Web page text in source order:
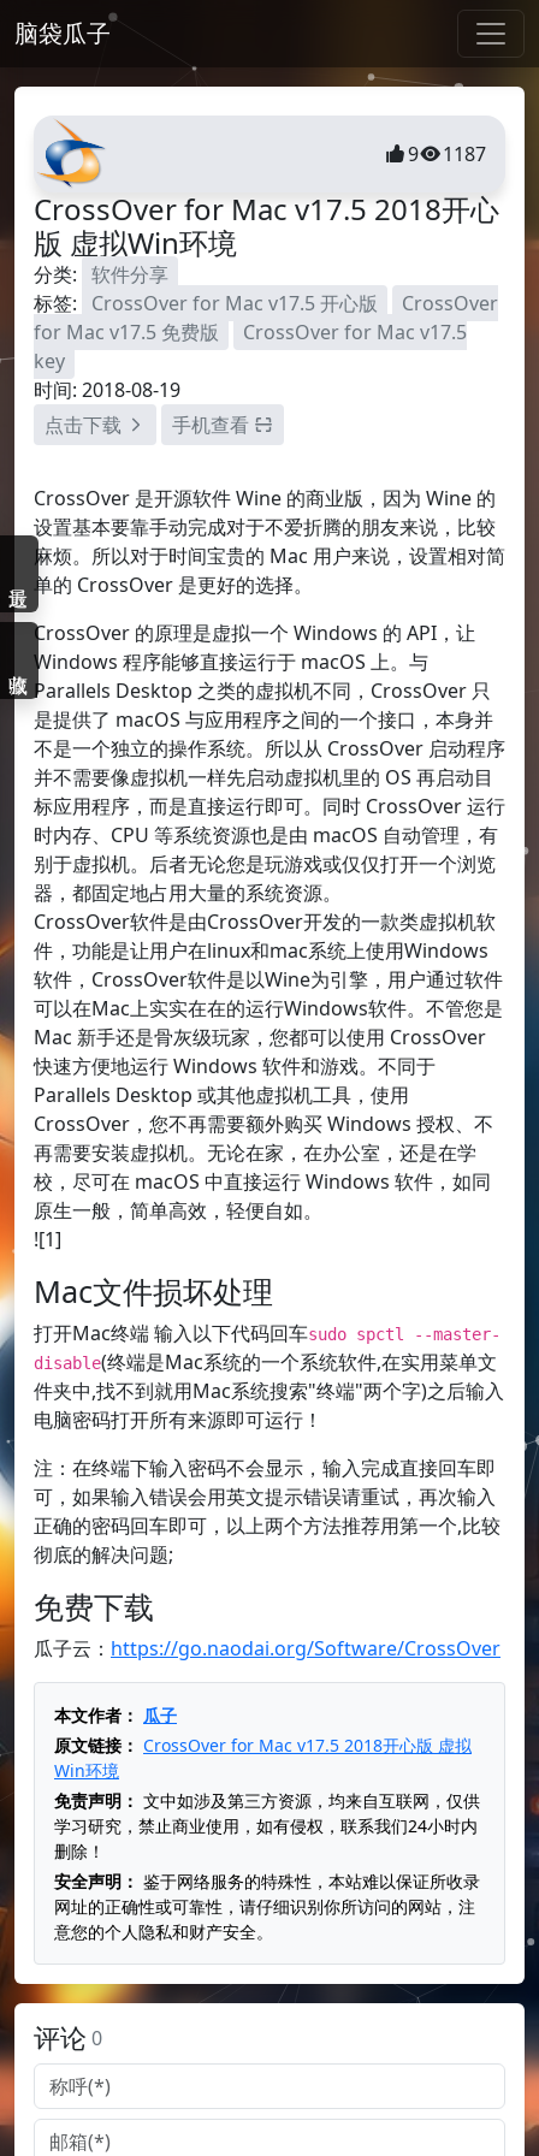
脑袋瓜子
9 1187
CrossOver for Mac v17.5 2018开心
版 虚拟Win环境
分类: 软件分享
标签:
CrossOver for Mac v17.5 开心版
CrossOver
for Mac v17.5 免费版
CrossOver for Mac v17.5
key
时间: 2018-08-19
点击下载
手机查看
CrossOver 是开源软件 Wine 的商业版，因为 Wine 的
设置基本要靠手动完成对于不爱折腾的朋友来说，比较
麻烦。所以对于时间宝贵的 Mac 用户来说，设置相对简
单的 CrossOver 是更好的选择。
CrossOver 的原理是虚拟一个 Windows 的 API，让
Windows 程序能够直接运行于 macOS 上。与
Parallels Desktop 之类的虚拟机不同，CrossOver 只
是提供了 macOS 与应用程序之间的一个接口，本身并
不是一个独立的操作系统。所以从 CrossOver 启动程序
并不需要像虚拟机一样先启动虚拟机里的 OS 再启动目
标应用程序，而是直接运行即可。同时 CrossOver 运行
时内存、CPU 等系统资源也是由 macOS 自动管理，有
别于虚拟机。后者无论您是玩游戏或仅仅打开一个浏览
器，都固定地占用大量的系统资源。
CrossOver软件是由CrossOver开发的一款类虚拟机软
件，功能是让用户在linux和mac系统上使用Windows
软件，CrossOver软件是以Wine为引擎，用户通过软件
可以在Mac上实实在在的运行Windows软件。不管您是
Mac 新手还是骨灰级玩家，您都可以使用 CrossOver
快速方便地运行 Windows 软件和游戏。不同于
Parallels Desktop 或其他虚拟机工具，使用
CrossOver，您不再需要额外购买 Windows 授权、不
再需要安装虚拟机。无论在家，在办公室，还是在学
校，尽可在 macOS 中直接运行 Windows 软件，如同
原生一般，简单高效，轻便自如。
![1]
Mac文件损坏处理
打开Mac终端 输入以下代码回车sudo spctl --master-
disable(终端是Mac系统的一个系统软件,在实用菜单文
件夹中,找不到就用Mac系统搜索"终端"两个字)之后输入
电脑密码打开所有来源即可运行！
注：在终端下输入密码不会显示，输入完成直接回车即
可，如果输入错误会用英文提示错误请重试，再次输入
正确的密码回车即可，以上两个方法推荐用第一个,比较
彻底的解决问题;
免费下载
瓜子云： https://go.naodai.org/Software/CrossOver
本文作者： 瓜子
原文链接： CrossOver for Mac v17.5 2018开心版 虚拟
Win环境
免责声明： 文中如涉及第三方资源，均来自互联网，仅供
学习研究，禁止商业使用，如有侵权，联系我们24小时内
删除！
安全声明： 鉴于网络服务的特殊性，本站难以保证所收录
网址的正确性或可靠性，请仔细识别你所访问的网站，注
意您的个人隐私和财产安全。
评论 0